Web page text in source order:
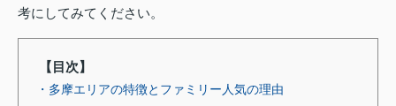
考にしてみてください。
【目次】
・多摩エリアの特徴とファミリー人気の理由